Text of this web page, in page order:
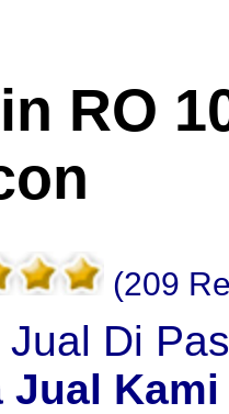
RO
(209
Jual Di
Jual